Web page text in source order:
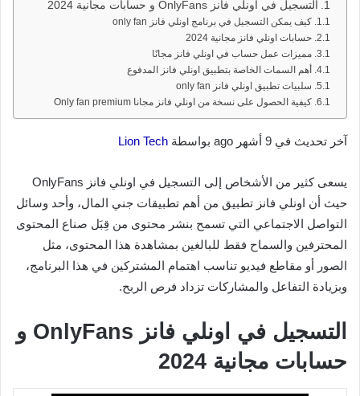
التسجيل في اونلي فانز OnlyFans و حسابات مجانية 2024
كيف يمكن التسجيل في برنامج اونلي فانز only fan
حسابات اونلي فانز مجانية 2024
مميزات عمل حساب في اونلي فانز مجانًا
أهم السمات الخاصة بتطبيق اونلي فانز المدفوع
سلبيات تطبيق اونلي فانز only fan
كيفية الحصول على نسخة من اونلي فانز مجانا Only fan premium
آخر تحديث في 9 أشهر ago بواسطة Lion Tech
يسعى كثير من الأشخاص إلى التسجيل في اونلي فانز OnlyFans
حيث أن اونلي فانز تطبيق من أهم تطبيقات جني المال، وأحد وسائل
التواصل الاجتماعي التي تسمح بنشر محتوى من قِبَل صناع المحتوى
المحترفين والسماح فقط للبالغين بمشاهدة هذا المحتوى، مثل
الصور أو مقاطع فيديو تناسب اهتمام المشتركين في هذا البرنامج،
وبزيادة التفاعل والمشاركات تزداد فرص الربح.
التسجيل في اونلي فانز OnlyFans و
حسابات مجانية 2024